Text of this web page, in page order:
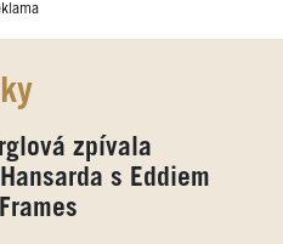
zpívala
s Eddiem